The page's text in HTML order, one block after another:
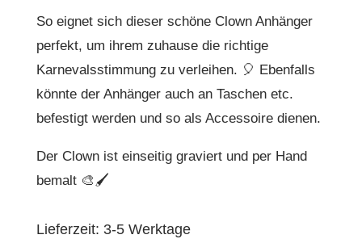
So eignet sich dieser schöne Clown Anhänger
perfekt, um ihrem zuhause die richtige
Karnevalsstimmung zu verleihen. 🎈 Ebenfalls
könnte der Anhänger auch an Taschen etc.
befestigt werden und so als Accessoire dienen.
Der Clown ist einseitig graviert und per Hand
bemalt 🎨🖌
Lieferzeit: 3-5 Werktage